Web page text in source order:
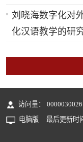
刘晓海数字化对
化汉语教学的研
访问量： 0000030026
电脑版
最后更新时